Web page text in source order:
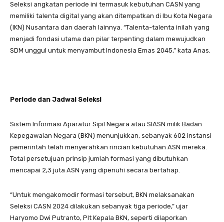
Seleksi angkatan periode ini termasuk kebutuhan CASN yang
memiliki talenta digital yang akan ditempatkan di Ibu Kota Negara
(IKN) Nusantara dan daerah lainnya. “Talenta-talenta inilah yang
menjadi fondasi utama dan pilar terpenting dalam mewujudkan
SDM unggul untuk menyambut Indonesia Emas 2045,” kata Anas.
Periode dan Jadwal Seleksi
Sistem Informasi Aparatur Sipil Negara atau SIASN milik Badan
Kepegawaian Negara (BKN) menunjukkan, sebanyak 602 instansi
pemerintah telah menyerahkan rincian kebutuhan ASN mereka.
Total persetujuan prinsip jumlah formasi yang dibutuhkan
mencapai 2,3 juta ASN yang dipenuhi secara bertahap.
“Untuk mengakomodir formasi tersebut, BKN melaksanakan
Seleksi CASN 2024 dilakukan sebanyak tiga periode,” ujar
Haryomo Dwi Putranto, Plt Kepala BKN, seperti dilaporkan